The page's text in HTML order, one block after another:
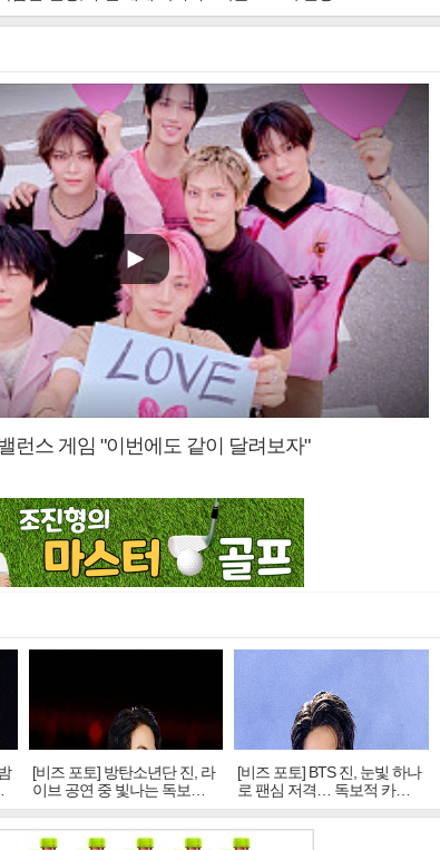
런스 게임 "이번에도 같이 달려보자"
[비즈 포토] 방탄소년단 진, 라
이브 공연 중 빛나는 독보적
아우라
[비즈 포토] BTS 진, 눈빛 하나
로 팬심 저격… 독보적 카리
스마